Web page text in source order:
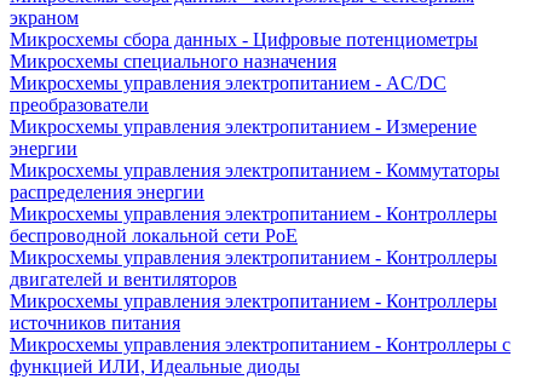
экраном
Микросхемы сбора данных - Цифровые потенциометры
Микросхемы специального назначения
Микросхемы управления электропитанием - AC/DC
преобразователи
Микросхемы управления электропитанием - Измерение
энергии
Микросхемы управления электропитанием - Коммутаторы
распределения энергии
Микросхемы управления электропитанием - Контроллеры
беспроводной локальной сети PoE
Микросхемы управления электропитанием - Контроллеры
двигателей и вентиляторов
Микросхемы управления электропитанием - Контроллеры
источников питания
Микросхемы управления электропитанием - Контроллеры с
функцией ИЛИ, Идеальные диоды